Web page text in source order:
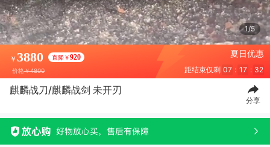
1/5
￥ 3880 直降￥920
价格￥4800
夏日优惠
距结束仅剩 07 : 17 : 29
麒麟战刀/麒麟战剑 未开刃
分享